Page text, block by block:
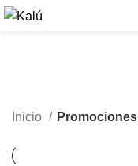
Inicio Promociones